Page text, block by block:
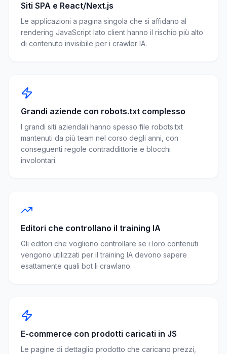
Siti SPA e React/Next.js
Le applicazioni a pagina singola che si affidano al
rendering JavaScript lato client hanno il rischio più alto
di contenuto invisibile per i crawler IA.
Grandi aziende con robots.txt complesso
I grandi siti aziendali hanno spesso file robots.txt
mantenuti da più team nel corso degli anni, con
conseguenti regole contraddittorie e blocchi
involontari.
Editori che controllano il training IA
Gli editori che vogliono controllare se i loro contenuti
vengono utilizzati per il training IA devono sapere
esattamente quali bot li crawlano.
E-commerce con prodotti caricati in JS
Le pagine di dettaglio prodotto che caricano prezzi,